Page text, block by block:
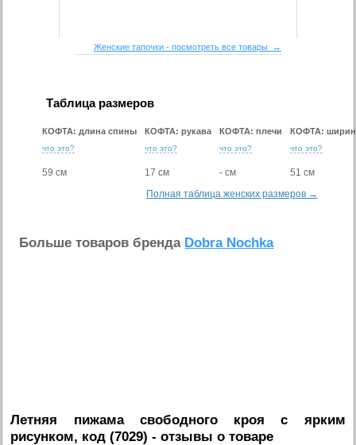
Женские тапочки - посмотреть все товары →
Таблица размеров
КОФТА: длина спины
что это?
КОФТА: рукава
что это?
КОФТА: плечи
что это?
КОФТА:
что это?
59 см 17 см - см
51 см
Полная таблица женских размеров →
Больше товаров бренда Dobra Nochka
Летняя пижама свободного кроя с ярким
рисунком, код (7029) - отзывы о товаре